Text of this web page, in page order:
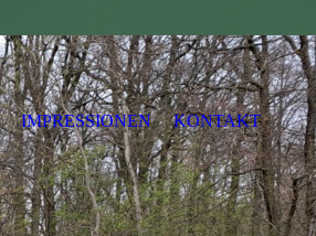
IMPRESSIONEN KONTAKT